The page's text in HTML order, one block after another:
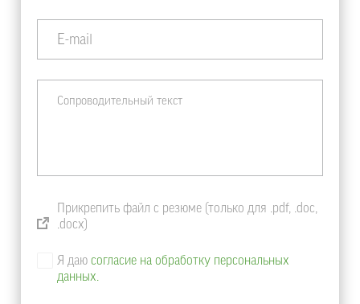
Прикрепить файл с резюме (только для .pdf, .doc,
.docx)
Я даюсогласие на обработку персональных
данных.